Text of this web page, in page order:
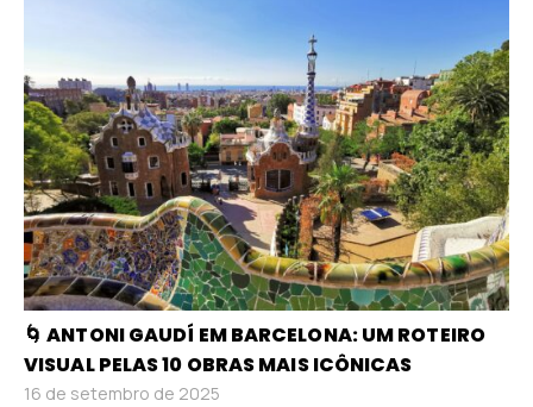
🌀 ANTONI GAUDÍ EM BARCELONA: UM ROTEIRO
VISUAL PELAS 10 OBRAS MAIS ICÔNICAS
16 de setembro de 2025